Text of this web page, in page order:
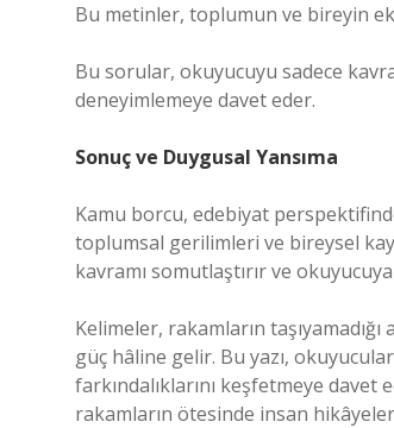
Bu metinler, toplumun ve bireyin
Bu sorular, okuyucuyu sadece
deneyimlemeye davet eder.
Sonuç ve Duygusal Yansıma
Kamu borcu, edebiyat
toplumsal gerilimleri ve bireysel
kavramı somutlaştırır ve
Kelimeler, rakamların
güç hâline gelir. Bu yazı,
farkındalıklarını keşfetmeye
rakamların ötesinde insan